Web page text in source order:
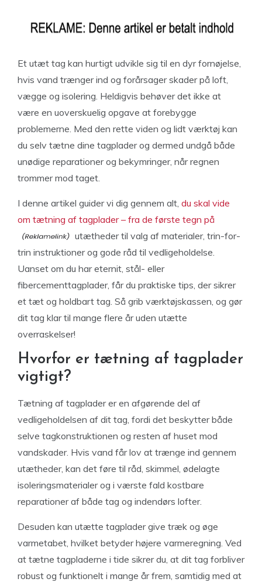
Et utæt tag kan hurtigt udvikle sig til en dyr fornøjelse,
hvis vand trænger ind og forårsager skader på loft,
vægge og isolering. Heldigvis behøver det ikke at
være en uoverskuelig opgave at forebygge
problemerne. Med den rette viden og lidt værktøj kan
du selv tætne dine tagplader og dermed undgå både
unødige reparationer og bekymringer, når regnen
trommer mod taget.
I denne artikel guider vi dig gennem alt, du skal vide
om tætning af tagplader – fra de første tegn på
utætheder til valg af materialer, trin-for-
trin instruktioner og gode råd til vedligeholdelse.
Uanset om du har eternit, stål- eller
fibercementtagplader, får du praktiske tips, der sikrer
et tæt og holdbart tag. Så grib værktøjskassen, og gør
dit tag klar til mange flere år uden utætte
overraskelser!
Hvorfor er tætning af tagplader
vigtigt?
Tætning af tagplader er en afgørende del af
vedligeholdelsen af dit tag, fordi det beskytter både
selve tagkonstruktionen og resten af huset mod
vandskader. Hvis vand får lov at trænge ind gennem
utætheder, kan det føre til råd, skimmel, ødelagte
isoleringsmaterialer og i værste fald kostbare
reparationer af både tag og indendørs lofter.
Desuden kan utætte tagplader give træk og øge
varmetabet, hvilket betyder højere varmeregning. Ved
at tætne tagpladerne i tide sikrer du, at dit tag forbliver
robust og funktionelt i mange år frem, samtidig med at